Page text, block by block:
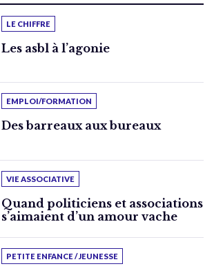
LE CHIFFRE
Les asbl à l’agonie
EMPLOI/FORMATION
Des barreaux aux bureaux
VIE ASSOCIATIVE
Quand politiciens et associations
s’aimaient d’un amour vache
PETITE ENFANCE / JEUNESSE